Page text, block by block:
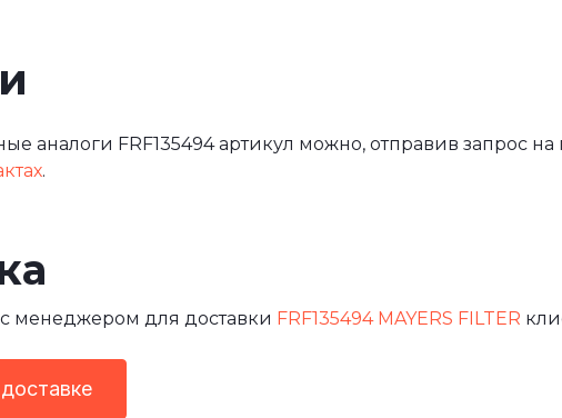
аналоги FRF135494 артикул можно, отправив запрос на
.
менеджером для доставки FRF135494 MAYERS FILTER